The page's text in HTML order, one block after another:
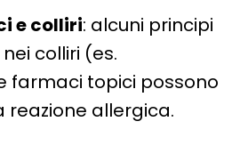
e colliri: alcuni principi
colliri (es.
farmaci topici possono
reazione allergica.